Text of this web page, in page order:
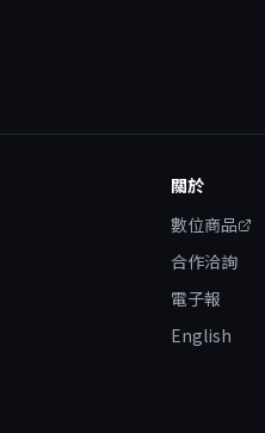
關於
數位商品
合作洽詢
電子報
English